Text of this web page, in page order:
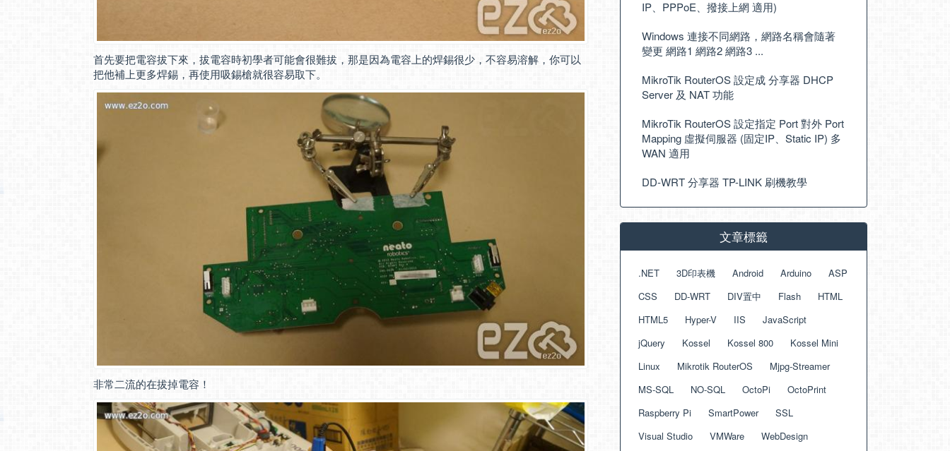
首先要把電容拔下來，拔電容時初學者可能會很難拔，那是因為電容上的焊錫很少，不容易溶解，你可以
把他補上更多焊錫，再使用吸錫槍就很容易取下。
非常二流的在拔掉電容！
IP、PPPoE、撥接上網 適用)
Windows 連接不同網路，網路名稱會隨著
變更 網路1 網路2 網路3 ...
MikroTik RouterOS 設定成 分享器 DHCP
Server 及 NAT 功能
MikroTik RouterOS 設定指定 Port 對外 Port
Mapping 虛擬伺服器 (固定IP、Static IP) 多
WAN 適用
DD-WRT 分享器 TP-LINK 刷機教學
文章標籤
.NET 3D印表機 Android Arduino
ASP
CSS
DD-WRT DIV置中 Flash
HTML
HTML5
Hyper-V IIS
JavaScript
jQuery
Kossel Kossel 800
Kossel Mini
Linux
Mikrotik RouterOS
Mjpg-Streamer
MS-SQL
NO-SQL OctoPi
OctoPrint
Raspberry Pi
SmartPower
SSL
Visual Studio
VMWare WebDesign